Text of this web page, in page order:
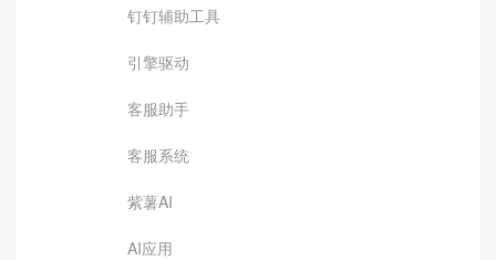
钉钉辅助工具
引擎驱动
客服助手
客服系统
紫薯AI
AI应用